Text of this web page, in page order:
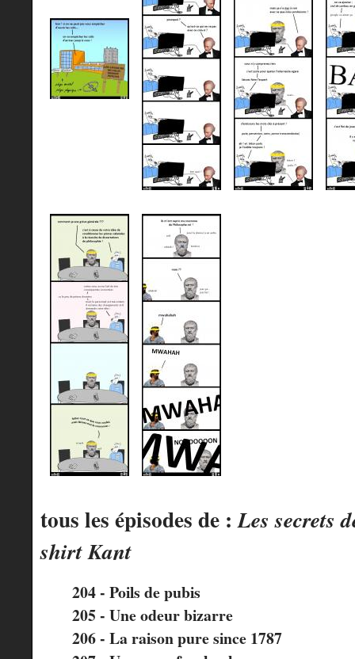
tous les épisodes de :Les secrets
shirt Kant
204 - Poils de pubis
205 - Une odeur bizarre
206 - La raison pure since 1787